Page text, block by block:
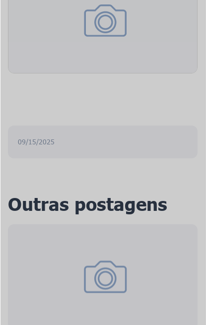
09/15/2025
Outras postagens